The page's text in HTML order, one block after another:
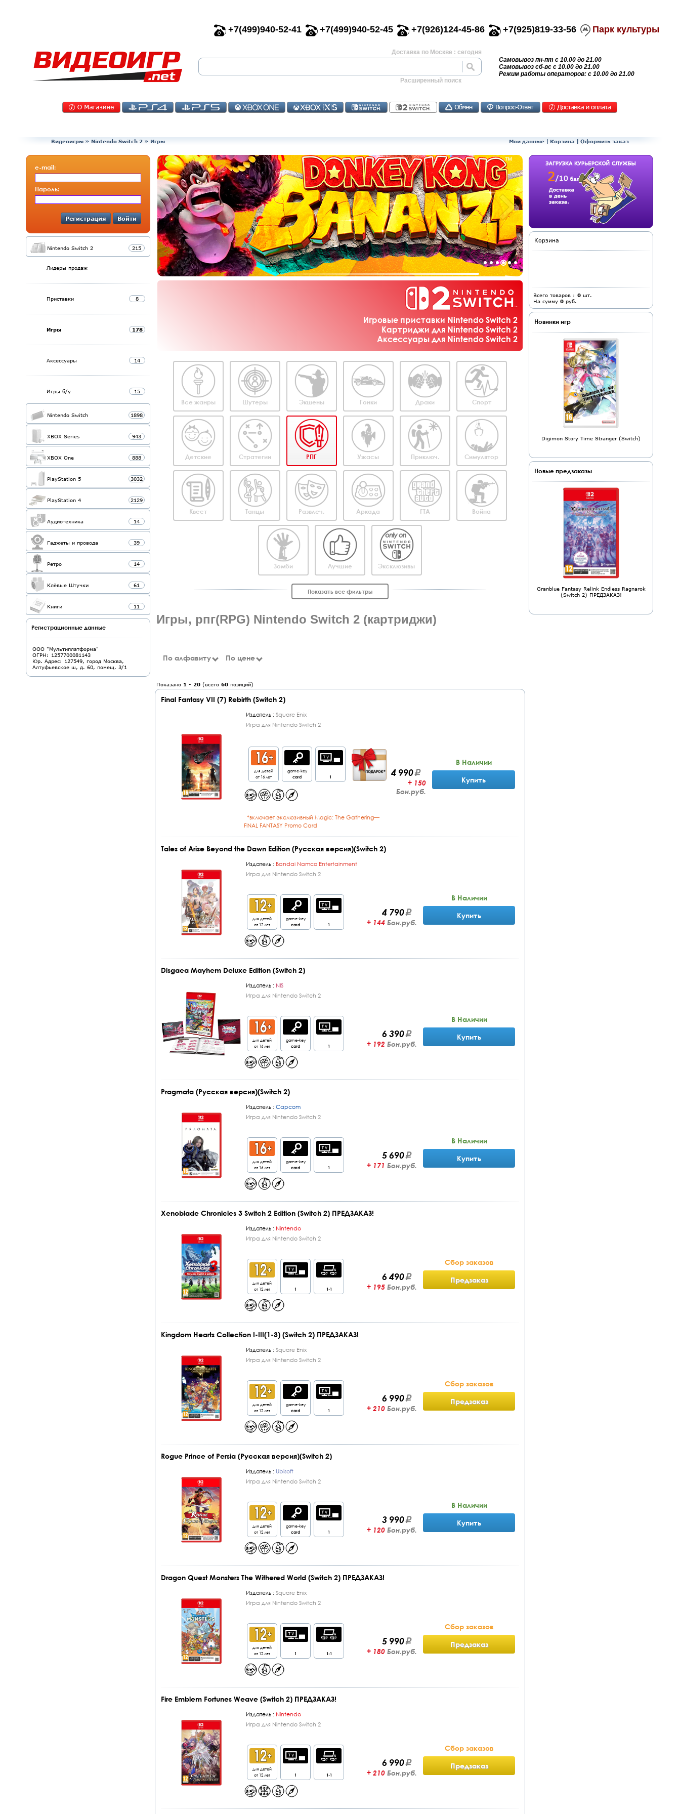
+7(499)940-52-41 +7(499)940-52-45 +7(926)124-45-86 +7(925)819-33-56 Парк культуры
Доставка по Москве : сегодня
Расширенный поиск
Самовывоз пн-пт с 10.00 до 21.00
Самовывоз сб-вс с 10.00 до 21.00
Режим работы операторов: с 10.00 до 21.00
Видеоигры » Nintendo Switch 2 » Игры Мои данные | Корзина | Оформить заказ
e-mail:
Пароль:
Регистрация Войти
Nintendo Switch 2 215
Лидеры продаж
Приставки 8
Игры 178
Аксессуары 14
Игры б/у 15
Nintendo Switch 1898
XBOX Series 943
XBOX One 888
PlayStation 5 3032
PlayStation 4 2129
Аудиотехника 14
Гаджеты и провода 39
Ретро 14
Клёвые Штучки 61
Книги 11
Регистрационные данные
ООО "Мультиплатформа"
ОГРН: 1257700081143
Юр. Адрес: 127549, город Москва,
Алтуфьевское ш, д. 60, помещ. 3/1
Игровые приставки Nintendo Switch 2
Картриджи для Nintendo Switch 2
Аксессуары для Nintendo Switch 2
Все жанры Шутеры Экшены Гонки Драки Спорт
Детские Стратегии РПГ Ужасы Приключ. Симулятор
Квест Танцы Развлеч. Аркада ГТА Война
Зомби Лучшие Эксклюзивы
Показать все фильтры
Игры, рпг(RPG) Nintendo Switch 2 (картриджи)
По алфавиту По цене
Показано 1 - 20 (всего 60 позиций)
Final Fantasy VII (7) Rebirth (Switch 2)
Издатель :Square Enix
Игра для Nintendo Switch 2
для детей
от 16 лет
game-key
card
1
*включает экслюзивный Magic: The Gathering—
FINAL FANTASY Promo Card
4 990
+ 150
Бон.руб.
В Наличии
Купить
Tales of Arise Beyond the Dawn Edition (Русская версия)(Switch 2)
Издатель : Bandai Namco Entertainment
Игра для Nintendo Switch 2
для детей
от 12 лет
game-key
card
1
4 790
+ 144 Бон.руб.
В Наличии
Купить
Disgaea Mayhem Deluxe Edition (Switch 2)
Издатель : NIS
Игра для Nintendo Switch 2
для детей
от 16 лет
game-key
card
1
6 390
+ 192 Бон.руб.
В Наличии
Купить
Pragmata (Русская версия)(Switch 2)
Издатель :Capcom
Игра для Nintendo Switch 2
для детей
от 16 лет
game-key
card
1
5 690
+ 171 Бон.руб.
В Наличии
Купить
Xenoblade Chronicles 3 Switch 2 Edition (Switch 2) ПРЕДЗАКАЗ!
Издатель : Nintendo
Игра для Nintendo Switch 2
для детей
от 12 лет
1 1-1
6 490
+ 195 Бон.руб.
Сбор заказов
Предзаказ
Kingdom Hearts Collection I-III(1-3) (Switch 2) ПРЕДЗАКАЗ!
Издатель :Square Enix
Игра для Nintendo Switch 2
для детей
от 12 лет
game-key
card
1
6 990
+ 210 Бон.руб.
Сбор заказов
Предзаказ
Rogue Prince of Persia (Русская версия)(Switch 2)
Издатель : Ubisoft
Игра для Nintendo Switch 2
для детей
от 12 лет
game-key
card
1
3 990
+ 120 Бон.руб.
В Наличии
Купить
Dragon Quest Monsters The Withered World (Switch 2) ПРЕДЗАКАЗ!
Издатель :Square Enix
Игра для Nintendo Switch 2
для детей
от 12 лет
1 1-1
5 990
+ 180 Бон.руб.
Сбор заказов
Предзаказ
Fire Emblem Fortunes Weave (Switch 2) ПРЕДЗАКАЗ!
Издатель : Nintendo
Игра для Nintendo Switch 2
для детей
от 12 лет
1 1-1
6 990
+ 210 Бон.руб.
Сбор заказов
Предзаказ
Корзина
Всего товаров : 0 шт.
На сумму 0 руб.
Новинки игр
Digimon Story Time Stranger (Switch)
Новые предзаказы
Granblue Fantasy Relink Endless Ragnarok
(Switch 2) ПРЕДЗАКАЗ!